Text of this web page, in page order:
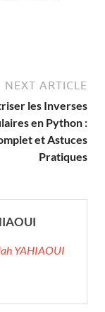
NEXT ARTICLE
les Inverses
en Python :
et Astuces
Pratiques
YAHIAOUI